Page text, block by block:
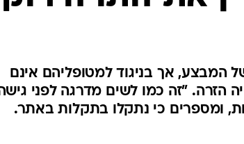
המבצע, אך בניגוד למטופליהם אינם
הזרה. "זה כמו לשים מדרגה לפני
ומספרים כי נתקלו בתקלות באתר.